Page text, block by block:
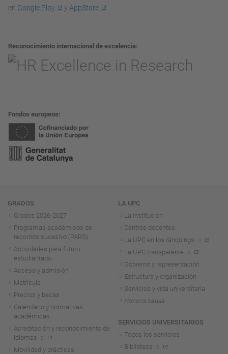
en Google Play y AppStore
Reconocimiento internacional de excelencia
Fondos europeos
Navegación
GRADOS
Grados 2026-2027
Programas académicos de
recorrido sucesivo (PARS)
Actividades para futuro
estudiantado
Acceso y admisión
Matrícula
Precios y becas
Calendario y normativas
académicas
Acreditación y reconocimiento de
idiomas
Movilidad y prácticas
LA UPC
La institución
Centros docentes
La UPC en los ránquings
La UPC transparente
Gobierno y representación
Estructura y organización
Servicios y vida universitaria
Honoris causa
SERVICIOS UNIVERSITARIOS
Todos los servicios
Biblioteca